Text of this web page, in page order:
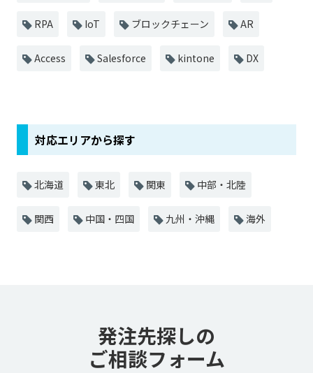
RPA IoT ブロックチェーン AR
Access Salesforce kintone DX
対応エリアから探す
北海道 東北 関東 中部・北陸
関西 中国・四国 九州・沖縄 海外
発注先探しの
ご相談フォーム